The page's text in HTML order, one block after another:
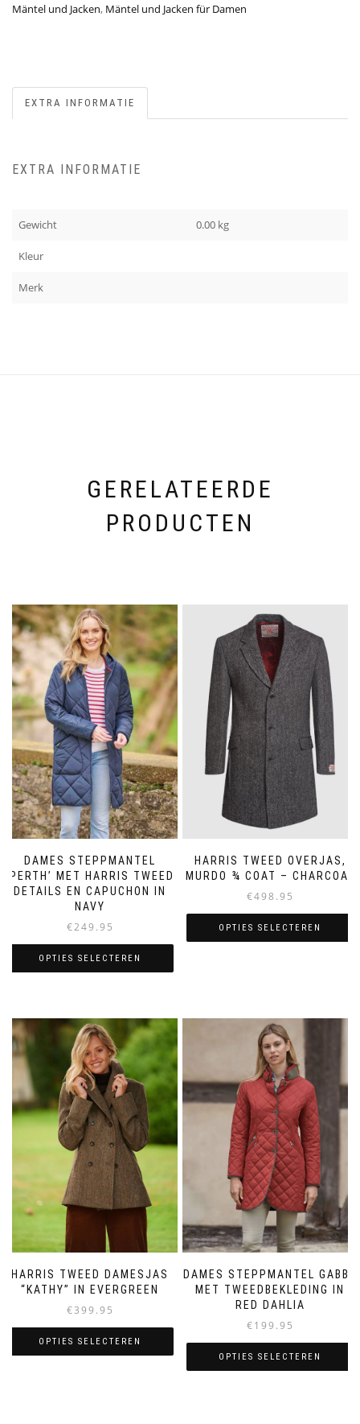
Mäntel und Jacken, Mäntel und Jacken für Damen
EXTRA INFORMATIE
EXTRA INFORMATIE
Gewicht 0.00 kg
Kleur
Merk
GERELATEERDE
PRODUCTEN
DAMES STEPPMANTEL
‘PERTH’ MET HARRIS TWEED
DETAILS EN CAPUCHON IN
NAVY
€249.95
OPTIES SELECTEREN
heeft
meerdere
variaties.
Deze
optie
kan
gekozen
worden
op
de
productpagina
HARRIS TWEED OVERJAS,
MURDO ¾ COAT – CHARCOAL
€498.95
OPTIES SELECTEREN
variaties.
Deze
optie
kan
gekozen
worden
op
de
productpagina
HARRIS TWEED DAMESJAS
“KATHY” IN EVERGREEN
€399.95
OPTIES SELECTEREN
DAMES STEPPMANTEL GABBY
MET TWEEDBEKLEDING IN
RED DAHLIA
€199.95
OPTIES SELECTEREN